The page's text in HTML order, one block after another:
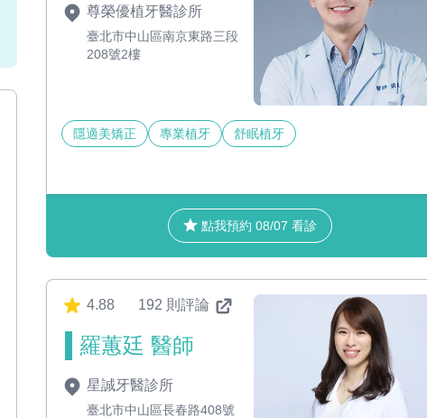
尊榮優植牙醫診所
臺北市中山區南京東路三段
208號2樓
隱適美矯正 專業植牙 舒眠植牙
點我預約 08/07 看診
4.88 192 則評論
羅蕙廷 醫師
星誠牙醫診所
臺北市中山區長春路408號